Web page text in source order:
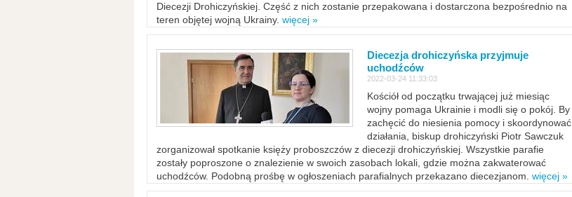
Diecezji Drohiczyńskiej. Część z nich zostanie przepakowana i dostarczona bezpośrednio na
teren objętej wojną Ukrainy. więcej »
Diecezja drohiczyńska przyjmuje
uchodźców
2022-03-24 11:33:03
Kościół od początku trwającej już miesiąc
wojny pomaga Ukrainie i modli się o pokój. By
zachęcić do niesienia pomocy i skoordynować
działania, biskup drohiczyński Piotr Sawczuk
zorganizował spotkanie księży proboszczów z diecezji drohiczyńskiej. Wszystkie parafie
zostały poproszone o znalezienie w swoich zasobach lokali, gdzie można zakwaterować
uchodźców. Podobną prośbę w ogłoszeniach parafialnych przekazano diecezjanom. więcej »